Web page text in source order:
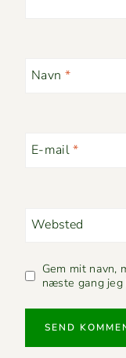
Navn *
E-mail*
Websted
Gem mit navn,
næste gang jeg